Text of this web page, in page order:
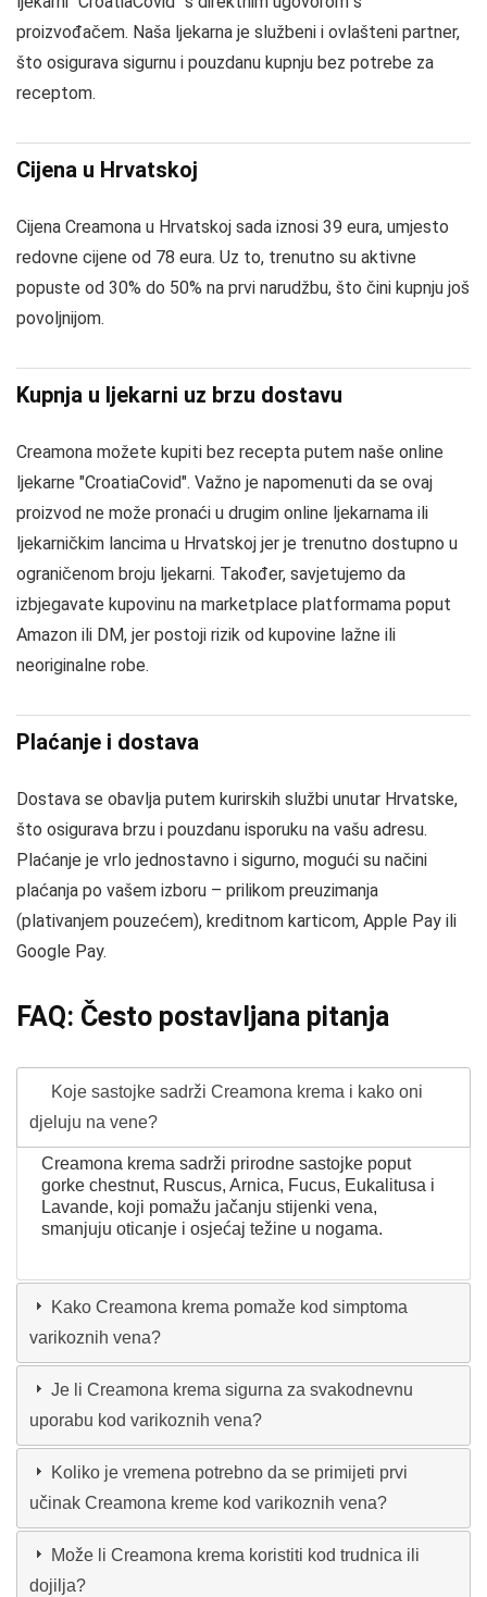
proizvođačem. Naša ljekarna je službeni i ovlašteni partner,
što osigurava sigurnu i pouzdanu kupnju bez potrebe za
receptom.
Cijena u Hrvatskoj
Cijena Creamona u Hrvatskoj sada iznosi 39 eura, umjesto
redovne cijene od 78 eura. Uz to, trenutno su aktivne
popuste od 30% do 50% na prvi narudžbu, što čini kupnju još
povoljnijom.
Kupnja u ljekarni uz brzu dostavu
Creamona možete kupiti bez recepta putem naše online
ljekarne "CroatiaCovid". Važno je napomenuti da se ovaj
proizvod ne može pronaći u drugim online ljekarnama ili
ljekarničkim lancima u Hrvatskoj jer je trenutno dostupno u
ograničenom broju ljekarni. Također, savjetujemo da
izbjegavate kupovinu na marketplace platformama poput
Amazon ili DM, jer postoji rizik od kupovine lažne ili
neoriginalne robe.
Plaćanje i dostava
Dostava se obavlja putem kurirskih službi unutar Hrvatske,
što osigurava brzu i pouzdanu isporuku na vašu adresu.
Plaćanje je vrlo jednostavno i sigurno, mogući su načini
plaćanja po vašem izboru – prilikom preuzimanja
(plativanjem pouzećem), kreditnom karticom, Apple Pay ili
Google Pay.
FAQ: Često postavljana pitanja
Koje sastojke sadrži Creamona krema i kako oni
djeluju na vene?
Creamona krema sadrži prirodne sastojke poput
gorke chestnut, Ruscus, Arnica, Fucus, Eukalitusa i
Lavande, koji pomažu jačanju stijenki vena,
smanjuju oticanje i osjećaj težine u nogama.
Kako Creamona krema pomaže kod simptoma
varikoznih vena?
Je li Creamona krema sigurna za svakodnevnu
uporabu kod varikoznih vena?
Koliko je vremena potrebno da se primijeti prvi
učinak Creamona kreme kod varikoznih vena?
Može li Creamona krema koristiti kod trudnica ili
dojilja?